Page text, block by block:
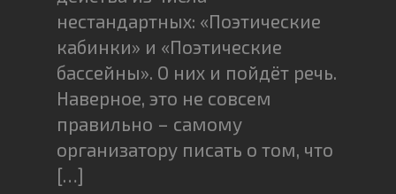
нестандартных: «Поэтические
кабинки» и «Поэтические
бассейны». О них и пойдёт речь.
Наверное, это не совсем
правильно – самому
организатору писать о том, что
[…]